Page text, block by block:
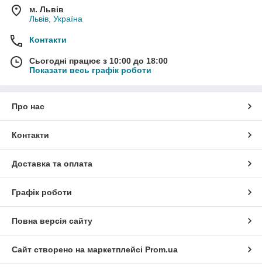
м. Львів
Львів, Україна
Контакти
Сьогодні працює з 10:00 до 18:00
Показати весь графік роботи
Про нас
Контакти
Доставка та оплата
Графік роботи
Повна версія сайту
Сайт створено на маркетплейсі Prom.ua